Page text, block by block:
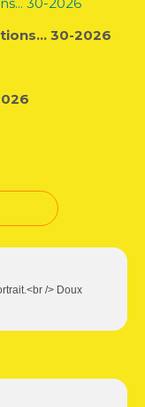
30-2026
/> Doux